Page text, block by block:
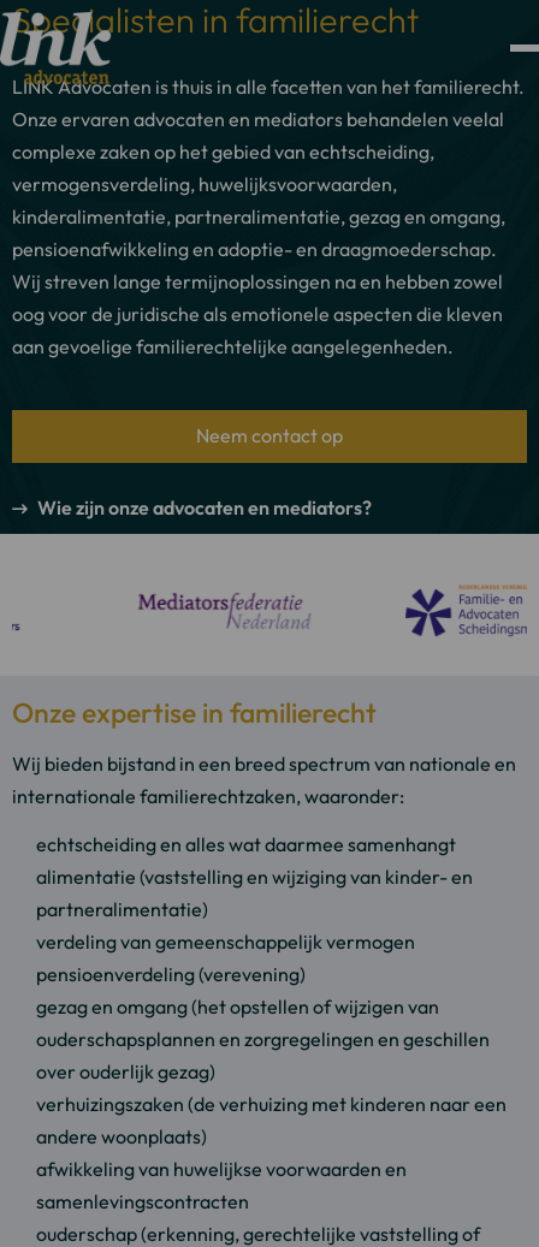
Specialisten in familierecht
LINK Advocaten is thuis in alle facetten van het familierecht.
Onze ervaren advocaten en mediators behandelen veelal
complexe zaken op het gebied van echtscheiding,
vermogensverdeling, huwelijksvoorwaarden,
kinderalimentatie, partneralimentatie, gezag en omgang,
pensioenafwikkeling en adoptie- en draagmoederschap.
Wij streven lange termijnoplossingen na en hebben zowel
oog voor de juridische als emotionele aspecten die kleven
aan gevoelige familierechtelijke aangelegenheden.
Neem contact op
Wie zijn onze advocaten en mediators?
Onze expertise in familierecht
Wij bieden bijstand in een breed spectrum van nationale en
internationale familierechtzaken, waaronder:
echtscheiding en alles wat daarmee samenhangt
alimentatie (vaststelling en wijziging van kinder- en
partneralimentatie)
verdeling van gemeenschappelijk vermogen
pensioenverdeling (verevening)
gezag en omgang (het opstellen of wijzigen van
ouderschapsplannen en zorgregelingen en geschillen
over ouderlijk gezag)
verhuizingszaken (de verhuizing met kinderen naar een
andere woonplaats)
afwikkeling van huwelijkse voorwaarden en
samenlevingscontracten
ouderschap (erkenning, gerechtelijke vaststelling of